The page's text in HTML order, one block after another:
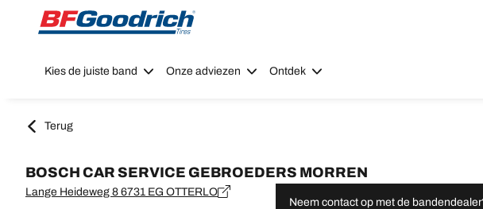
Go to page content
Go to page navigation
Kies de juiste band Onze adviezen Ontdek
Terug
BOSCH CAR SERVICE GEBROEDERS MORREN
Lange Heideweg 8 6731 EG OTTERLO
Neem contact op met de bandendealer